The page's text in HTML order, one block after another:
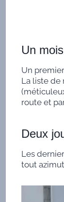
Un
Un
La liste de
route et
Deux
Les
tout